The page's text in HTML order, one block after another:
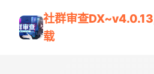
社群审查
载